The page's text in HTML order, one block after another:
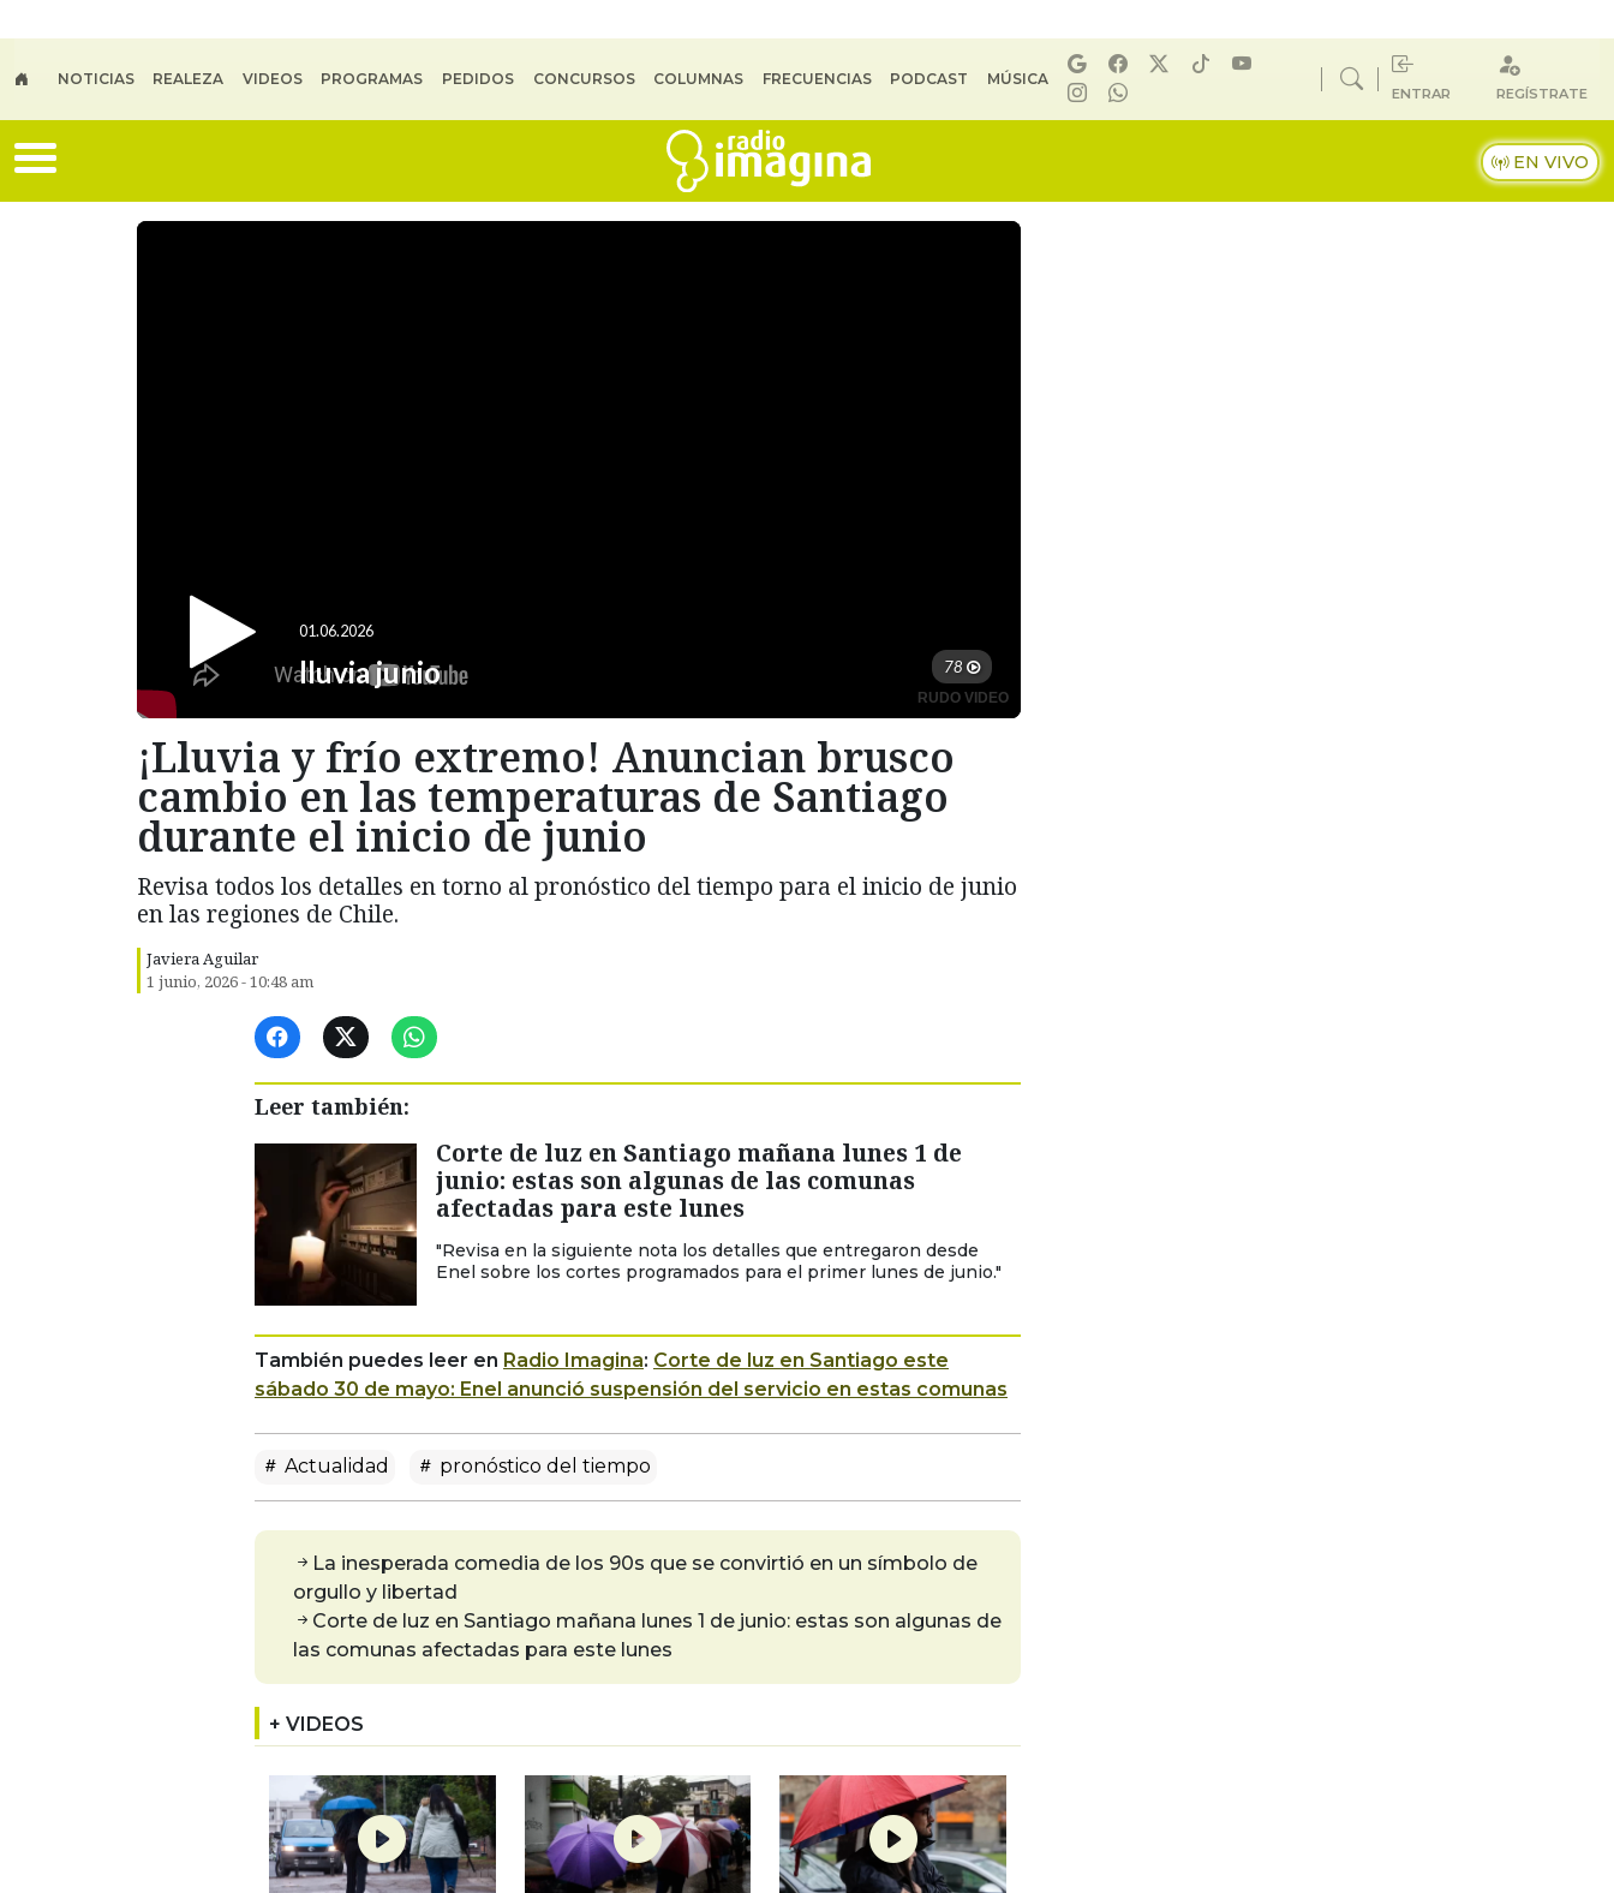
NOTICIAS REALEZA VIDEOS PROGRAMAS PEDIDOS CONCURSOS COLUMNAS FRECUENCIAS PODCAST MÚSICA
ENTRAR REGÍSTRATE
EN VIVO
¡Lluvia y frío extremo! Anuncian brusco
cambio en las temperaturas de Santiago
durante el inicio de junio
Revisa todos los detalles en torno al pronóstico del tiempo para el inicio de junio
en las regiones de Chile.
Javiera Aguilar
1 junio, 2026 - 10:48 am
Leer también:
Corte de luz en Santiago mañana lunes 1 de
junio: estas son algunas de las comunas
afectadas para este lunes
"Revisa en la siguiente nota los detalles que entregaron desde
Enel sobre los cortes programados para el primer lunes de junio."
También puedes leer en Radio Imagina: Corte de luz en Santiago este
sábado 30 de mayo: Enel anunció suspensión del servicio en estas comunas
Actualidad pronóstico del tiempo
La inesperada comedia de los 90s que se convirtió en un símbolo de
orgullo y libertad
Corte de luz en Santiago mañana lunes 1 de junio: estas son algunas de
las comunas afectadas para este lunes
+ VIDEOS